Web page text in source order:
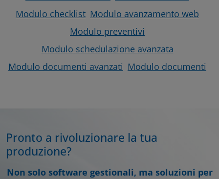
KONELEKTRA SRL – ANGERA (VA)
Modulo checklist Modulo avanzamento web
Modulo preventivi
Modulo schedulazione avanzata
Modulo documenti avanzati Modulo documenti
Pronto a rivoluzionare la tua
produzione?
Non solo software gestionali, ma soluzioni per